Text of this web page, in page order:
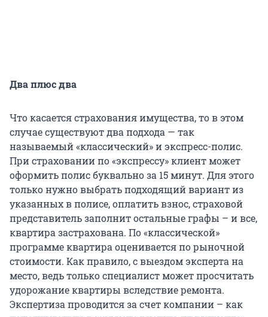
Два плюс два
Что касается страхования имущества, то в этом
случае существуют два подхода — так
называемый «классический» и экспресс-полис.
При страховании по «экспрессу» клиент может
оформить полис буквально за 15 минут. Для этого
только нужно выбрать подходящий вариант из
указанных в полисе, оплатить взнос, страховой
представитель заполнит остальные графы – и все,
квартира застрахована. По «классической»
программе квартира оценивается по рыночной
стоимости. Как правило, с выездом эксперта на
место, ведь только специалист может просчитать
удорожание квартиры вследствие ремонта.
Экспертиза проводится за счет компании – как